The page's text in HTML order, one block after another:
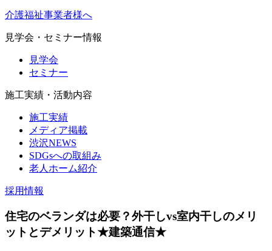
介護福祉事業者様へ
見学会・セミナー情報
見学会
セミナー
施工実績・活動内容
施工実績
メディア掲載
渋沢NEWS
SDGsへの取組み
老人ホーム紹介
採用情報
住宅のベランダは必要？外干しvs室内干しのメリ
ットとデメリット★建築通信★